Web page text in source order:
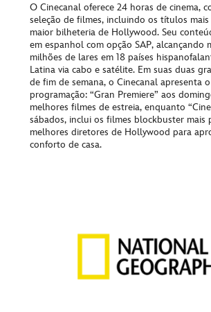
O Cinecanal oferece 24 horas de cinema,
seleção de filmes, incluindo os títulos mais
maior bilheteria de Hollywood. Seu
em espanhol com opção SAP, alcançando
milhões de lares em 18 países
Latina via cabo e satélite. Em suas duas
de fim de semana, o Cinecanal apresenta
programação: “Gran Premiere” aos
melhores filmes de estreia, enquanto
sábados, inclui os filmes blockbuster mais
melhores diretores de Hollywood para
conforto de casa.